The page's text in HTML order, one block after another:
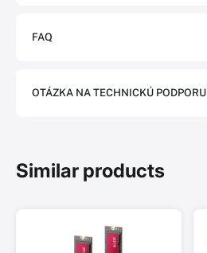
FAQ
OTÁZKA NA TECHNICKÚ PODPORU
Similar products